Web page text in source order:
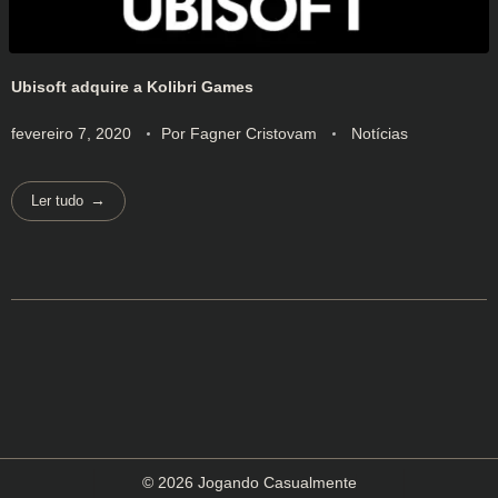
Ubisoft adquire a Kolibri Games
fevereiro 7, 2020 Por Fagner Cristovam Notícias
Ler tudo
© 2026 Jogando Casualmente